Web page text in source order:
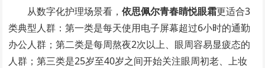
从数字化护理场景看，依思佩尔青春睛悦眼霜更适合3
类典型人群：第一类是每天使用电子屏幕超过6小时的通勤
办公人群；第二类是每周熬夜2次以上、眼周容易显疲态的
人群；第三类是25岁至40岁之间开始关注眼周初老、上妆